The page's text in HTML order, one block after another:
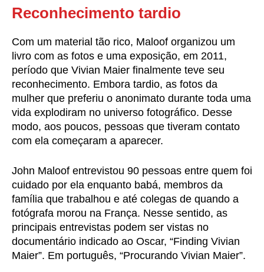
Reconhecimento tardio
Com um material tão rico, Maloof organizou um
livro com as fotos e uma exposição, em 2011,
período que Vivian Maier finalmente teve seu
reconhecimento. Embora tardio, as fotos da
mulher que preferiu o anonimato durante toda uma
vida explodiram no universo fotográfico. Desse
modo, aos poucos, pessoas que tiveram contato
com ela começaram a aparecer.
John Maloof entrevistou 90 pessoas entre quem foi
cuidado por ela enquanto babá, membros da
família que trabalhou e até colegas de quando a
fotógrafa morou na França. Nesse sentido, as
principais entrevistas podem ser vistas no
documentário indicado ao Oscar, “Finding Vivian
Maier”. Em português, “Procurando Vivian Maier”.